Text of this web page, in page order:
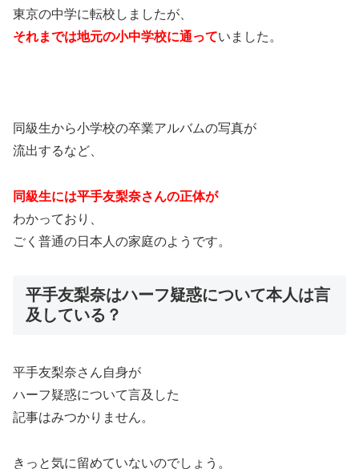
東京の中学に転校しましたが、
それまでは地元の小中学校に通っていました。
同級生から小学校の卒業アルバムの写真が
流出するなど、
同級生には平手友梨奈さんの正体が
わかっており、
ごく普通の日本人の家庭のようです。
平手友梨奈はハーフ疑惑について本人は言
及している？
平手友梨奈さん自身が
ハーフ疑惑について言及した
記事はみつかりません。
きっと気に留めていないのでしょう。